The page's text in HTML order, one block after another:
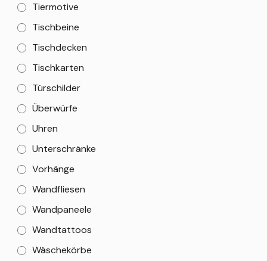
Tiermotive
Tischbeine
Tischdecken
Tischkarten
Türschilder
Überwürfe
Uhren
Unterschränke
Vorhänge
Wandfliesen
Wandpaneele
Wandtattoos
Wäschekörbe